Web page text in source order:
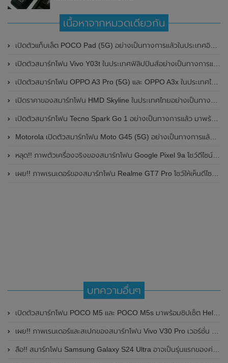
เนื้อหาจากหมวดเดียวกัน
เปิดตัวแท็บเล็ต POCO Pad (5G) อย่างเป็นทางการแล้วในประเทศอินเดีย มาพร้อมชิปเซ็ต Snapdragon 7s Gen 2 ของ Qualcomm และรองรับเครือข่าย 5G
เปิดตัวสมาร์ทโฟน Vivo Y03t ในประเทศฟิลิปปินส์อย่างเป็นทางการแล้ว มาพร้อมชิปเซ็ต Unisoc T612 , กล้องหลัง ความละเอียด 13MP , แบตเตอรี่ 5,000mAh และหน้าจอแสดงผล LCD / 90Hz
เปิดตัวสมาร์ทโฟน OPPO A3 Pro (5G) และ OPPO A3x ในประเทศไทยอย่างเป็นทางการแล้ว ในราคาเริ่มต้นเพียง 3,999 บาท
เปิดราคาของสมาร์ทโฟน HMD Skyline ในประเทศไทยอย่างเป็นทางการแล้ว ราคา 14,990 บาท
เปิดตัวสมาร์ทโฟน Tecno Spark Go 1 อย่างเป็นทางการแล้ว มาพร้อมหน้าจอแสดงผล LCD / 120Hz , แบตเตอรี่ 5,000mAh และใช้ชิปเซ็ต Unisoc
Motorola เปิดตัวสมาร์ทโฟน Moto G45 (5G) อย่างเป็นทางการแล้วในอินเดีย
หลุด!! ภาพตัวเครื่องจริงของสมาร์ทโฟน Google Pixel 9a โชว์ดีไซน์ใหม่ กล้องหลังแบนราบ ไม่มีกรอบของกล้องแล้ว
เผย!! ภาพเรนเดอร์ของสมาร์ทโฟน Realme GT7 Pro โชว์ให้เห็นดีไซน์ใหม่ พร้อมเผยรายละเอียดสเปกที่สำคัญบางส่วน
บทความอื่นๆ
เปิดตัวสมาร์ทโฟน POCO M5 และ POCO M5s มาพร้อมชิปเซ็ต Helio G-series และแบตเตอรี่ขนาดใหญ่ ในราคาสบายกระเป๋า
เผย!! ภาพเรนเดอร์และสเปกของสมาร์ทโฟน Vivo V30 Pro เวอร์ชั่น Global วางขายทั่วโลก ก่อนเปิดตัวในเร็วๆนี้
ลือ!! สมาร์ทโฟน Samsung Galaxy S24 Ultra อาจเป็นรุ่นแรกของค่ายที่รองรับการชาร์จไวถึง 65W